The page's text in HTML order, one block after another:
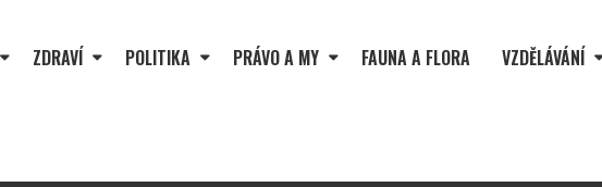
ZDRAVÍ POLITIKA PRÁVO A MY FAUNA A FLORA VZDĚLÁVÁNÍ